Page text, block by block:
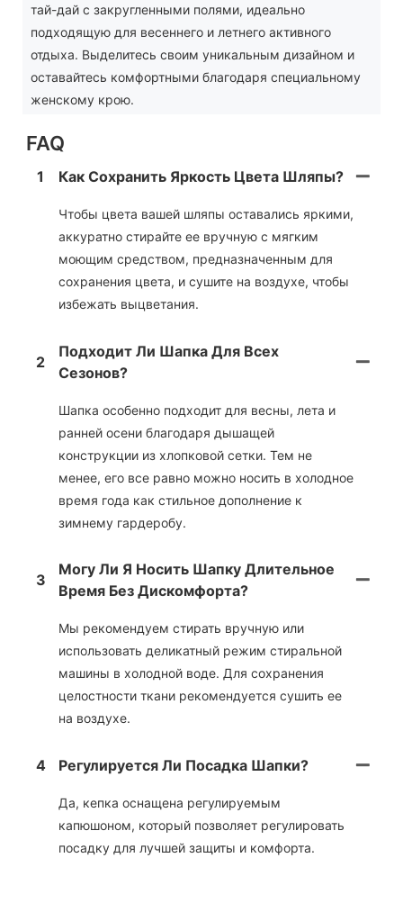
тай-дай с закругленными полями, идеально
подходящую для весеннего и летнего активного
отдыха. Выделитесь своим уникальным дизайном и
оставайтесь комфортными благодаря специальному
женскому крою.
FAQ
1 Как Сохранить Яркость Цвета Шляпы?
Чтобы цвета вашей шляпы оставались яркими,
аккуратно стирайте ее вручную с мягким
моющим средством, предназначенным для
сохранения цвета, и сушите на воздухе, чтобы
избежать выцветания.
2
Подходит Ли Шапка Для Всех
Сезонов?
Шапка особенно подходит для весны, лета и
ранней осени благодаря дышащей
конструкции из хлопковой сетки. Тем не
менее, его все равно можно носить в холодное
время года как стильное дополнение к
зимнему гардеробу.
3
Могу Ли Я Носить Шапку Длительное
Время Без Дискомфорта?
Мы рекомендуем стирать вручную или
использовать деликатный режим стиральной
машины в холодной воде. Для сохранения
целостности ткани рекомендуется сушить ее
на воздухе.
4 Регулируется Ли Посадка Шапки?
Да, кепка оснащена регулируемым
капюшоном, который позволяет регулировать
посадку для лучшей защиты и комфорта.